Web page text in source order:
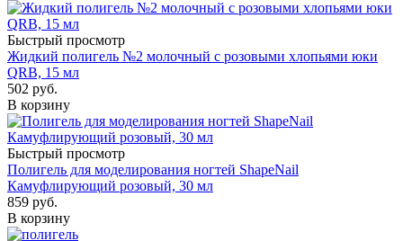
Быстрый просмотр
Жидкий полигель №2 молочный с розовыми хлопьями юки
QRB, 15 мл
502 руб.
В корзину
Быстрый просмотр
Полигель для моделирования ногтей ShapeNail
Камуфлирующий розовый, 30 мл
859 руб.
В корзину